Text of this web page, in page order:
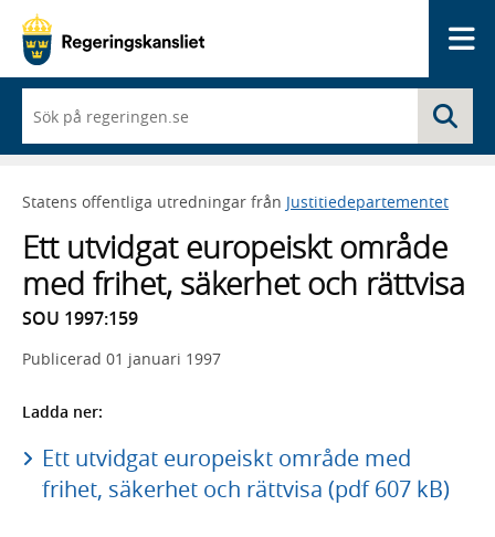
du
börjar
skriva
framträder
lista
med
sökförslag
Statens offentliga utredningar från Justitiedepartementet
Ett utvidgat europeiskt område
med frihet, säkerhet och rättvisa
SOU 1997:159
Publicerad 01 januari 1997
Ladda ner:
Ett utvidgat europeiskt område med
frihet, säkerhet och rättvisa (pdf 607 kB)